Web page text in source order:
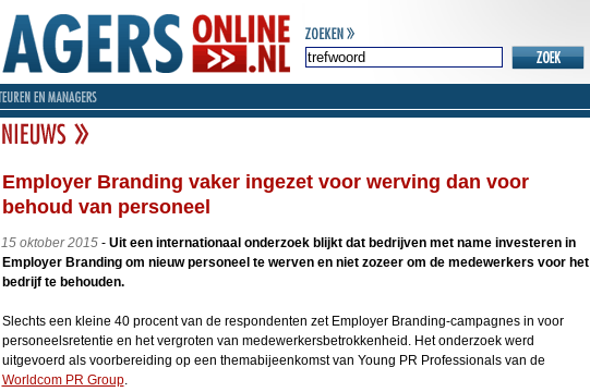
Employer Branding vaker ingezet voor werving dan voor
behoud van personeel
15 oktober 2015- Uit een internationaal onderzoek blijkt dat bedrijven met name investeren in
Employer Branding om nieuw personeel te werven en niet zozeer om de medewerkers voor het
bedrijf te behouden.
Slechts een kleine 40 procent van de respondenten zet Employer Branding-campagnes in voor
personeelsretentie en het vergroten van medewerkersbetrokkenheid. Het onderzoek werd
uitgevoerd als voorbereiding op een themabijeenkomst van Young PR Professionals van de
Worldcom PR Group.